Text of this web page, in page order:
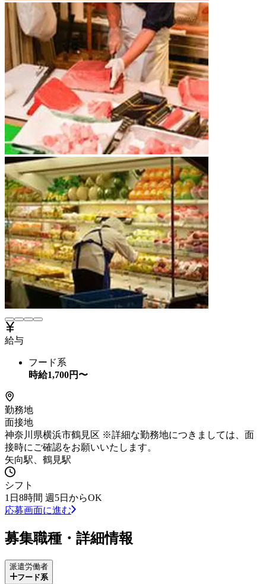
給与
フード系
時給1,700円〜
勤務地
面接地
神奈川県横浜市鶴見区 ※詳細な勤務地につきましては、面
接時にご確認をお願いいたします。
矢向駅、鶴見駅
シフト
1日8時間 週5日からOK
応募画面に進む
募集職種・詳細情報
派遣労働者
フード系